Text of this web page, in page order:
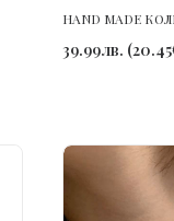
HAND MADE
39.99лв. (20.45